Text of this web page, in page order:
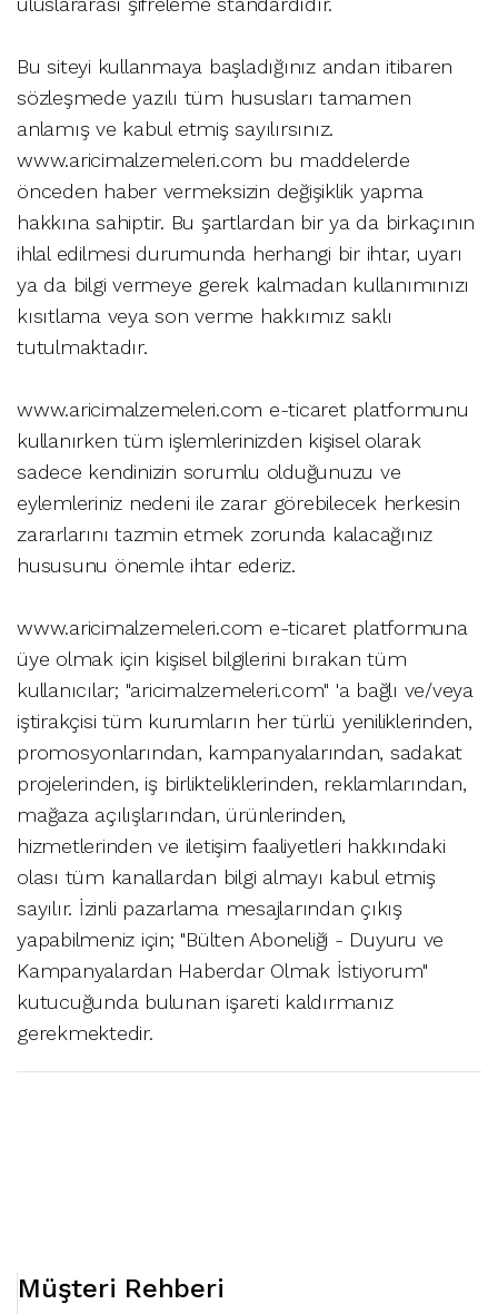
Bu siteyi kullanmaya başladığınız andan itibaren
sözleşmede yazılı tüm hususları tamamen
anlamış ve kabul etmiş sayılırsınız.
www.aricimalzemeleri.com bu maddelerde
önceden haber vermeksizin değişiklik yapma
hakkına sahiptir. Bu şartlardan bir ya da birkaçının
ihlal edilmesi durumunda herhangi bir ihtar, uyarı
ya da bilgi vermeye gerek kalmadan kullanımınızı
kısıtlama veya son verme hakkımız saklı
tutulmaktadır.
www.aricimalzemeleri.com e-ticaret platformunu
kullanırken tüm işlemlerinizden kişisel olarak
sadece kendinizin sorumlu olduğunuzu ve
eylemleriniz nedeni ile zarar görebilecek herkesin
zararlarını tazmin etmek zorunda kalacağınız
hususunu önemle ihtar ederiz.
www.aricimalzemeleri.com e-ticaret platformuna
üye olmak için kişisel bilgilerini bırakan tüm
kullanıcılar; "aricimalzemeleri.com" 'a bağlı ve/veya
iştirakçisi tüm kurumların her türlü yeniliklerinden,
promosyonlarından, kampanyalarından, sadakat
projelerinden, iş birlikteliklerinden, reklamlarından,
mağaza açılışlarından, ürünlerinden,
hizmetlerinden ve iletişim faaliyetleri hakkındaki
olası tüm kanallardan bilgi almayı kabul etmiş
sayılır. İzinli pazarlama mesajlarından çıkış
yapabilmeniz için; "Bülten Aboneliği - Duyuru ve
Kampanyalardan Haberdar Olmak İstiyorum"
kutucuğunda bulunan işareti kaldırmanız
gerekmektedir.
Müşteri Rehberi